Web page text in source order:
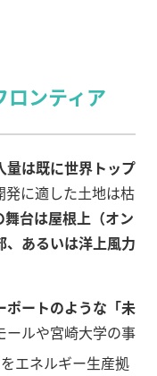
ロンティア
量は既に世界トップ
発に適した土地は枯
舞台は屋根上（オン
、あるいは洋上風力
ポートのような「未
ールや宮崎大学の事
エネルギー生産拠